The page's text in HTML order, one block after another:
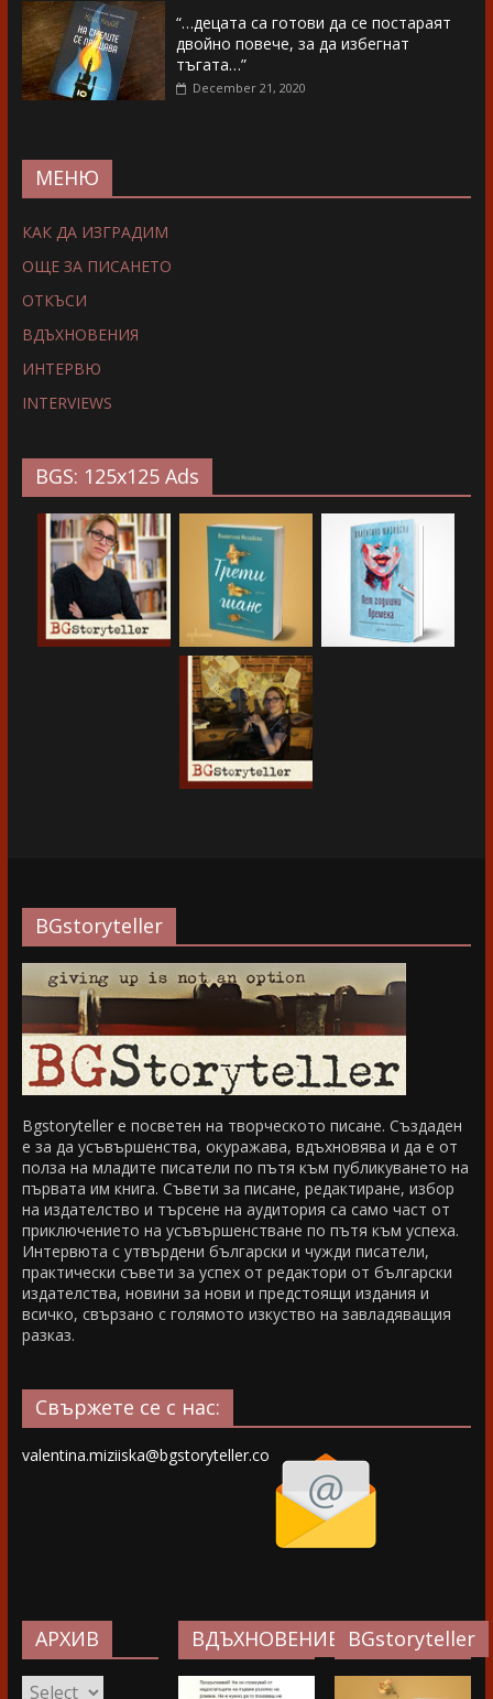
“…децата са готови да се постараят
двойно повече, за да избегнат
тъгата…”
December 21, 2020
МЕНЮ
КАК ДА ИЗГРАДИМ
ОЩЕ ЗА ПИСАНЕТО
ОТКЪСИ
ВДЪХНОВЕНИЯ
ИНТЕРВЮ
INTERVIEWS
BGS: 125x125 Ads
BGstoryteller
Bgstoryteller е посветен на творческото писане. Създаден
е за да усъвършенства, окуражава, вдъхновява и да е от
полза на младите писатели по пътя към публикуването на
първата им книга. Съвети за писане, редактиране, избор
на издателство и търсене на аудитория са само част от
приключението на усъвършенстване по пътя към успеха.
Интервюта с утвърдени български и чужди писатели,
практически съвети за успех от редактори от български
издателства, новини за нови и предстоящи издания и
всичко, свързано с голямото изкуство на завладяващия
разказ.
Свържете се с нас:
valentina.miziiska@bgstoryteller.co
АРХИВ
АРХИВ
ВДЪХНОВЕНИЕ…BGstoryteller